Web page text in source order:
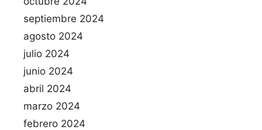
septiembre 2024
agosto 2024
julio 2024
junio 2024
abril 2024
marzo 2024
febrero 2024